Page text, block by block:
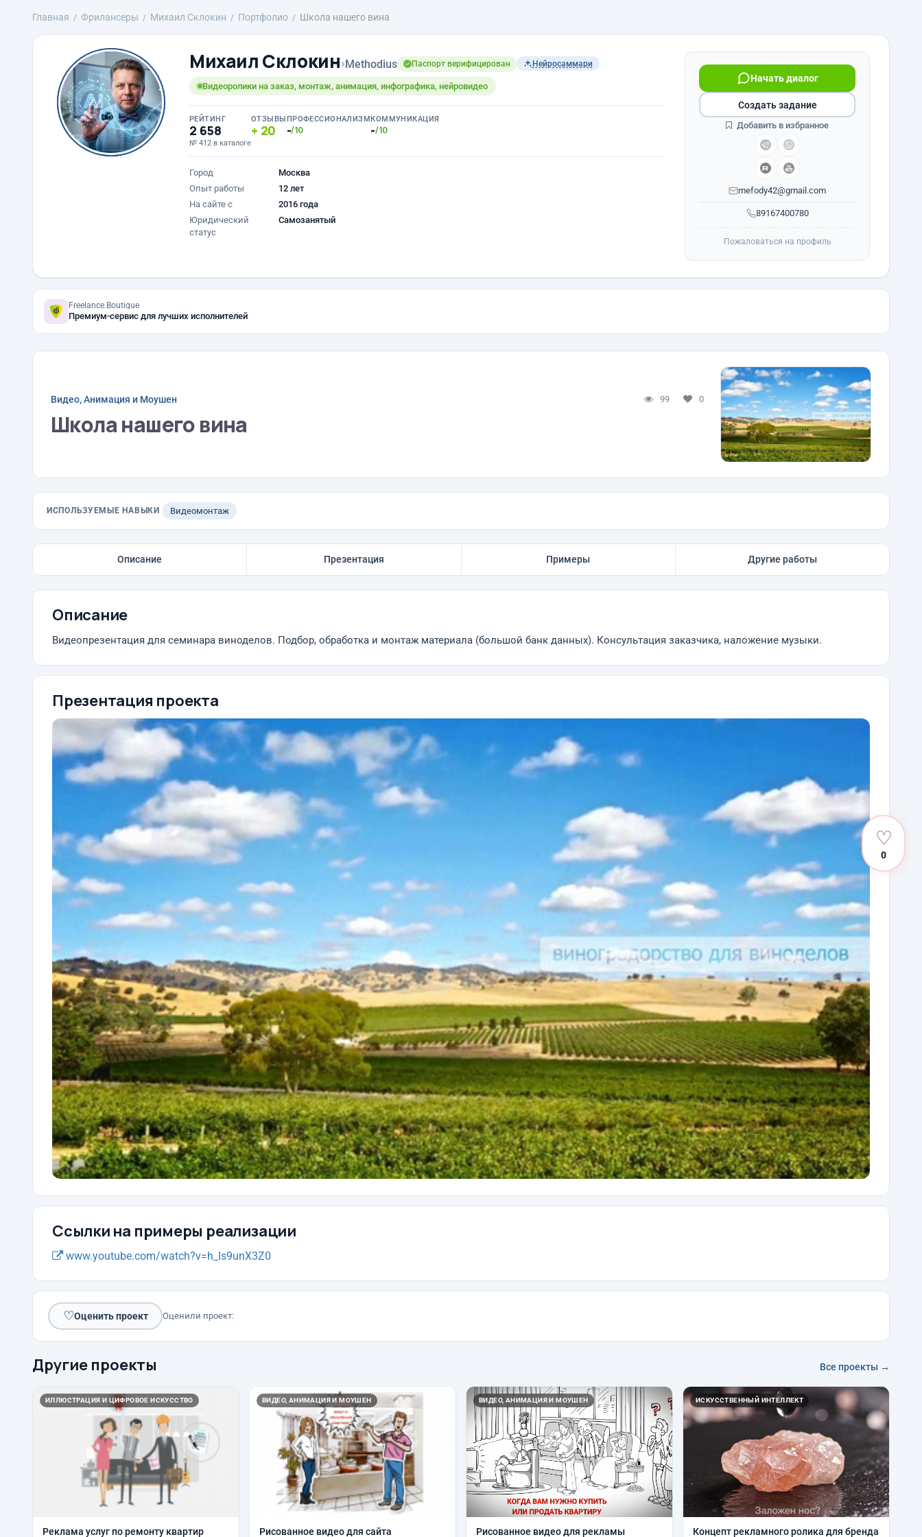
Главная Фрилансеры Михаил Склокин Портфолио Школа нашего вина
Михаил Склокин›Methodius Паспорт верифицирован Нейросаммари
Видеоролики на заказ, монтаж, анимация, инфографика, нейровидео
РЕЙТИНГ
2 658
№ 412 в каталоге
ОТЗЫВЫ
20
ПРОФЕССИОНАЛИЗМ
-/10
КОММУНИКАЦИЯ
-/10
Город
Москва
Опыт работы
12 лет
На сайте с
2016 года
Юридический
статус
Самозанятый
89167400780
Начать диалог
mefody42@gmail.com
Создать задание
Добавить в избранное
Пожаловаться на профиль
Freelance.Boutique
Премиум-сервис для лучших исполнителей
Видео, Анимация и Моушен 99 0
Школа нашего вина
ИСПОЛЬЗУЕМЫЕ НАВЫКИ Видеомонтаж
Описание Презентация Примеры Другие работы
Описание
Видеопрезентация для семинара виноделов. Подбор, обработка и монтаж материала (большой банк данных). Консультация заказчика, наложение музыки.
Презентация проекта
Ссылки на примеры реализации
www.youtube.com/watch?v=h_ls9unX3Z0
♡
0
♡Оценить проект Оценили проект:
Другие проекты Все проекты →
ИЛЛЮСТРАЦИЯ И ЦИФРОВОЕ ИСКУССТВО
Реклама услуг по ремонту квартир
ВИДЕО, АНИМАЦИЯ И МОУШЕН
Рисованное видео для сайта
ВИДЕО, АНИМАЦИЯ И МОУШЕН
Рисованное видео для рекламы
ИСКУССТВЕННЫЙ ИНТЕЛЛЕКТ
Концепт рекламного ролика для бренда